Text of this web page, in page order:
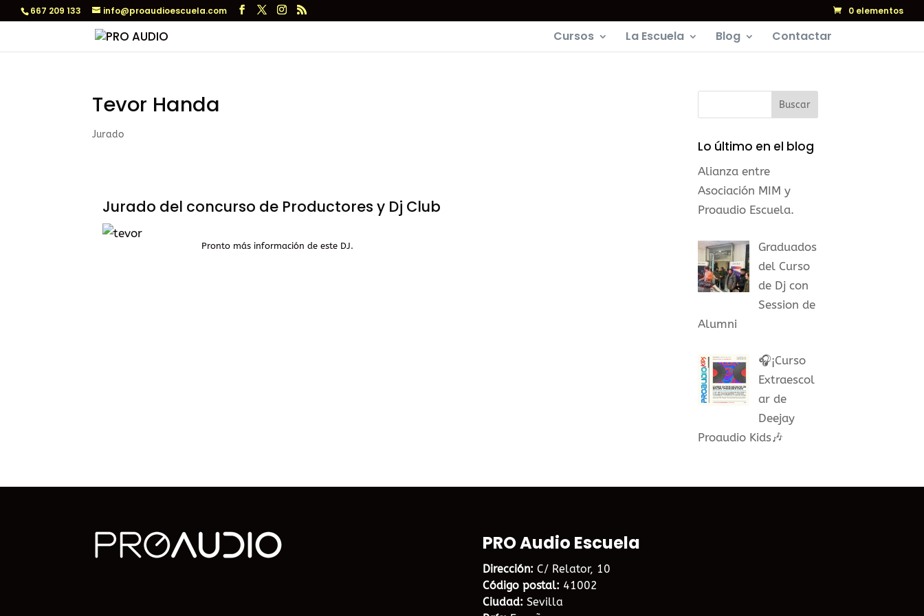
667 209 133 info@proaudioescuela.com 0 elementos
Cursos La Escuela Blog Contactar
Tevor Handa
Jurado
Jurado del concurso de Productores y Dj Club
Pronto más información de este DJ.
Lo último en el blog
Alianza entre
Asociación MIM y
Proaudio Escuela.
Graduados
del Curso
de Dj con
Session de
Alumni
🎧¡Curso
Extraescol
ar de
Deejay
Proaudio Kids🎶
PRO Audio Escuela
Dirección: C/ Relator, 10
Código postal: 41002
Ciudad: Sevilla